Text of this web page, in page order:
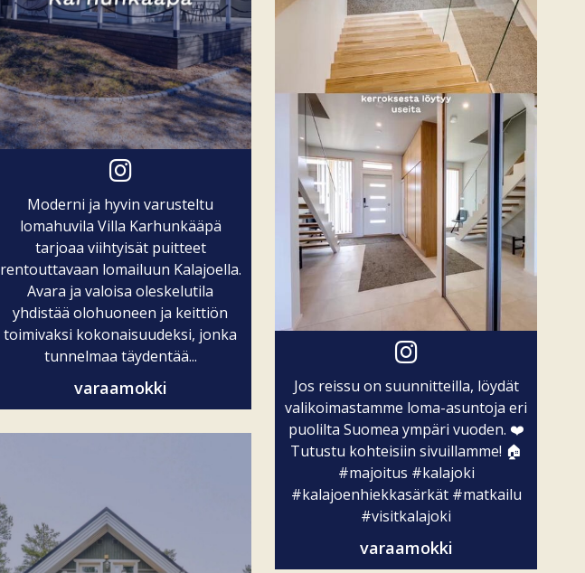
Moderni ja hyvin varusteltu
lomahuvila Villa Karhunkääpä
tarjoaa viihtyisät puitteet
rentouttavaan lomailuun Kalajoella.
Avara ja valoisa oleskelutila
yhdistää olohuoneen ja keittiön
toimivaksi kokonaisuudeksi, jonka
tunnelmaa täydentää...
varaamokki
Jos reissu on suunnitteilla, löydät
valikoimastamme loma-asuntoja eri
puolilta Suomea ympäri vuoden. ❤️
Tutustu kohteisiin sivuillamme! 🏠
#majoitus #kalajoki
#kalajoenhiekkasärkät #matkailu
#visitkalajoki
varaamokki